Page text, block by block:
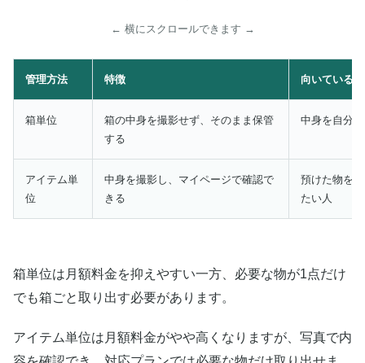
← 横にスクロールできます →
管理方法 特徴 向いている人
箱単位
箱の中身を撮影せず、そのまま保管
する
中身を自分
アイテム単
位
中身を撮影し、マイページで確認で
きる
預けた物を
たい人
箱単位は月額料金を抑えやすい一方、必要な物が1点だけ
でも箱ごと取り出す必要があります。
アイテム単位は月額料金がやや高くなりますが、写真で内